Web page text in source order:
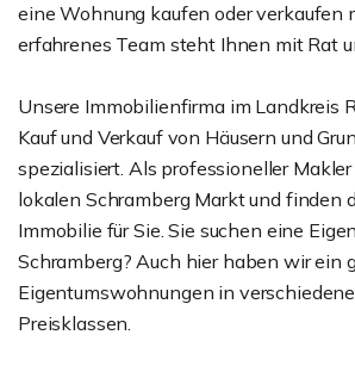
eine Wohnung kaufen oder verkaufen
erfahrenes Team steht Ihnen mit Rat
Unsere Immobilienfirma im Landkreis
Kauf und Verkauf von Häusern und
spezialisiert. Als professioneller
lokalen Schramberg Markt und finden
Immobilie für Sie. Sie suchen eine
Schramberg? Auch hier haben wir ein
Eigentumswohnungen in
Preisklassen.